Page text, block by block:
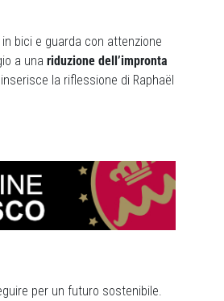
bici e guarda con attenzione
a una riduzione dell’impronta
la riflessione di Raphaël
per un futuro sostenibile.